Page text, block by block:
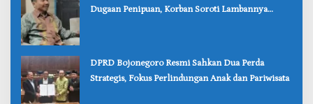
Dugaan Penipuan, Korban Soroti Lambannya
‎DPRD Bojonegoro Resmi Sahkan Dua Perda
Strategis, Fokus Perlindungan Anak dan Pariwisata